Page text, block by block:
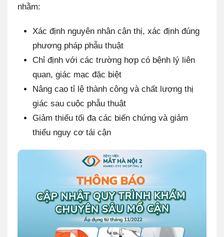
nhằm:
Xác định nguyên nhân cận thị, xác định đúng
phương pháp phẫu thuật
Chỉ định với các trường hợp có bệnh lý liên
quan, giác mạc đặc biệt
Nâng cao tỉ lệ thành công và chất lượng thị
giác sau cuộc phẫu thuật
Giảm thiểu tối đa các biến chứng và giảm
thiểu nguy cơ tái cận